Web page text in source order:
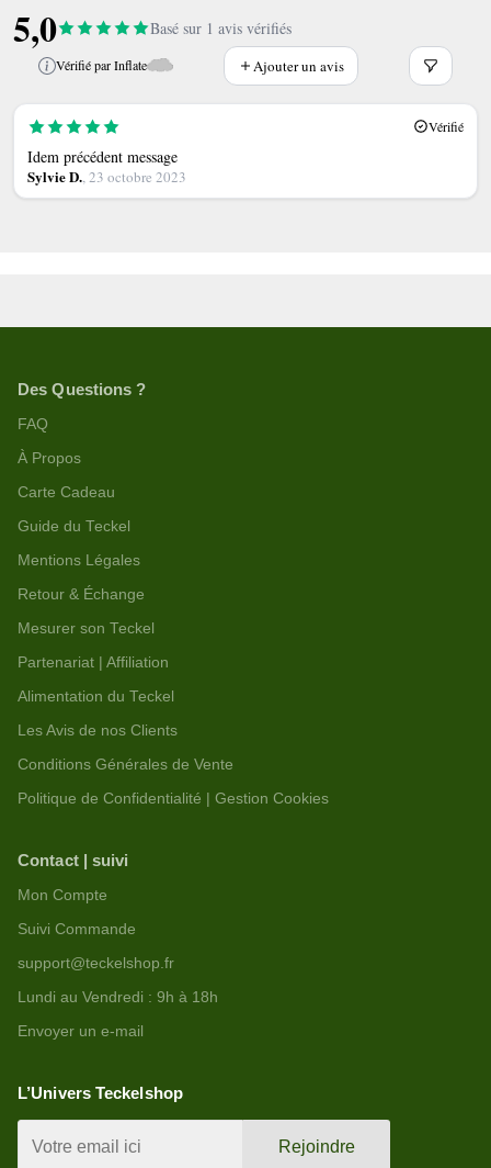
5,0 Basé sur 1 avis vérifiés
Vérifié par Inflate Ajouter un avis
Vérifié
Idem précédent message
Sylvie D., 23 octobre 2023
Des Questions ?
FAQ
À Propos
Carte Cadeau
Guide du Teckel
Mentions Légales
Retour & Échange
Mesurer son Teckel
Partenariat | Affiliation
Alimentation du Teckel
Les Avis de nos Clients
Conditions Générales de Vente
Politique de Confidentialité | Gestion Cookies
Contact | suivi
Mon Compte
Suivi Commande
support@teckelshop.fr
Lundi au Vendredi : 9h à 18h
Envoyer un e-mail
L’Univers Teckelshop
Rejoindre